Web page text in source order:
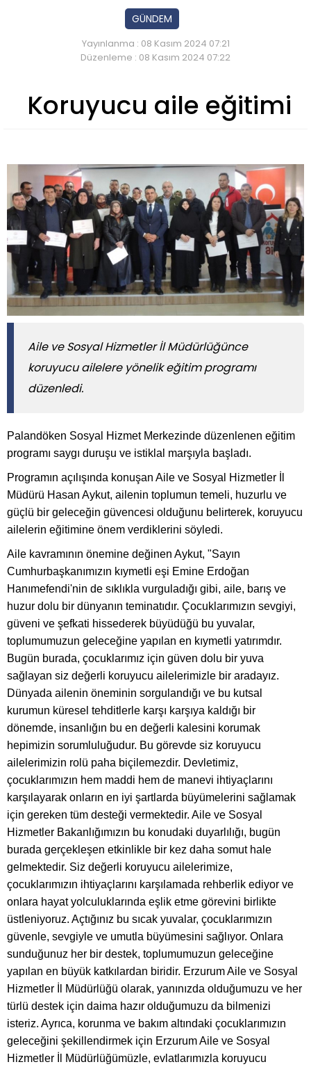
GÜNDEM
Yayınlanma : 08 Kasım 2024 07:21
Düzenleme : 08 Kasım 2024 07:22
Koruyucu aile eğitimi
Aile ve Sosyal Hizmetler İl Müdürlüğünce
koruyucu ailelere yönelik eğitim programı
düzenledi.
Palandöken Sosyal Hizmet Merkezinde düzenlenen eğitim
programı saygı duruşu ve istiklal marşıyla başladı.
Programın açılışında konuşan Aile ve Sosyal Hizmetler İl
Müdürü Hasan Aykut, ailenin toplumun temeli, huzurlu ve
güçlü bir geleceğin güvencesi olduğunu belirterek, koruyucu
ailelerin eğitimine önem verdiklerini söyledi.
Aile kavramının önemine değinen Aykut, "Sayın
Cumhurbaşkanımızın kıymetli eşi Emine Erdoğan
Hanımefendi'nin de sıklıkla vurguladığı gibi, aile, barış ve
huzur dolu bir dünyanın teminatıdır. Çocuklarımızın sevgiyi,
güveni ve şefkati hissederek büyüdüğü bu yuvalar,
toplumumuzun geleceğine yapılan en kıymetli yatırımdır.
Bugün burada, çocuklarımız için güven dolu bir yuva
sağlayan siz değerli koruyucu ailelerimizle bir aradayız.
Dünyada ailenin öneminin sorgulandığı ve bu kutsal
kurumun küresel tehditlerle karşı karşıya kaldığı bir
dönemde, insanlığın bu en değerli kalesini korumak
hepimizin sorumluluğudur. Bu görevde siz koruyucu
ailelerimizin rolü paha biçilemezdir. Devletimiz,
çocuklarımızın hem maddi hem de manevi ihtiyaçlarını
karşılayarak onların en iyi şartlarda büyümelerini sağlamak
için gereken tüm desteği vermektedir. Aile ve Sosyal
Hizmetler Bakanlığımızın bu konudaki duyarlılığı, bugün
burada gerçekleşen etkinlikle bir kez daha somut hale
gelmektedir. Siz değerli koruyucu ailelerimize,
çocuklarımızın ihtiyaçlarını karşılamada rehberlik ediyor ve
onlara hayat yolculuklarında eşlik etme görevini birlikte
üstleniyoruz. Açtığınız bu sıcak yuvalar, çocuklarımızın
güvenle, sevgiyle ve umutla büyümesini sağlıyor. Onlara
sunduğunuz her bir destek, toplumumuzun geleceğine
yapılan en büyük katkılardan biridir. Erzurum Aile ve Sosyal
Hizmetler İl Müdürlüğü olarak, yanınızda olduğumuzu ve her
türlü destek için daima hazır olduğumuzu da bilmenizi
isteriz. Ayrıca, korunma ve bakım altındaki çocuklarımızın
geleceğini şekillendirmek için Erzurum Aile ve Sosyal
Hizmetler İl Müdürlüğümüzle, evlatlarımızla koruyucu